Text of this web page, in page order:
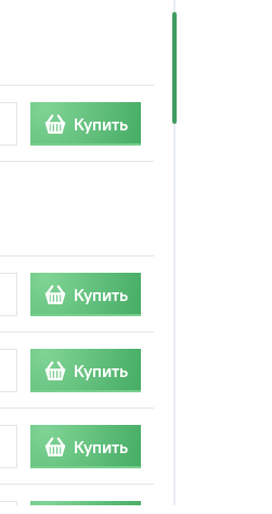
Купить
Купить
Купить
Купить